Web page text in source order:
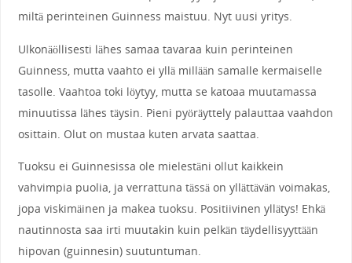
miltä perinteinen Guinness maistuu. Nyt uusi yritys.
Ulkonäöllisesti lähes samaa tavaraa kuin perinteinen
Guinness, mutta vaahto ei yllä millään samalle kermaiselle
tasolle. Vaahtoa toki löytyy, mutta se katoaa muutamassa
minuutissa lähes täysin. Pieni pyöräyttely palauttaa vaahdon
osittain. Olut on mustaa kuten arvata saattaa.
Tuoksu ei Guinnesissa ole mielestäni ollut kaikkein
vahvimpia puolia, ja verrattuna tässä on yllättävän voimakas,
jopa viskimäinen ja makea tuoksu. Positiivinen yllätys! Ehkä
nautinnosta saa irti muutakin kuin pelkän täydellisyyttään
hipovan (guinnesin) suutuntuman.